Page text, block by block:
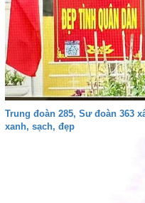
Trung đoàn 285, Sư đoàn 363
xanh, sạch, đẹp